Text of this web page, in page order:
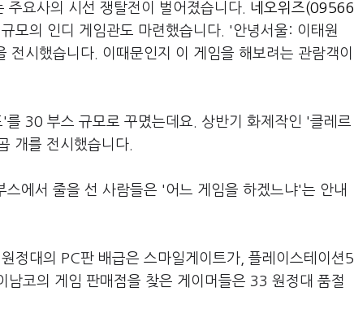
요사의 시선 쟁탈전이 벌어졌습니다. 네오위즈(09566
모의 인디 게임관도 마련했습니다. '안녕서울: 이태원
시했습니다. 이때문인지 이 게임을 해보려는 관람객이
30 부스 규모로 꾸몄는데요. 상반기 화제작인 '클레르
개를 전시했습니다.
에서 줄을 선 사람들은 '어느 게임을 하겠느냐'는 안내
정대의 PC판 배급은 스마일게이트가, 플레이스테이션5
코의 게임 판매점을 찾은 게이머들은 33 원정대 품절